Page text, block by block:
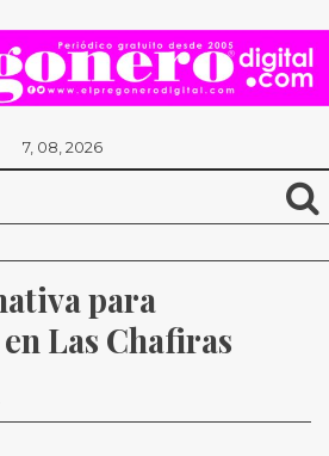
7, 08, 2026
para
Las Chafiras